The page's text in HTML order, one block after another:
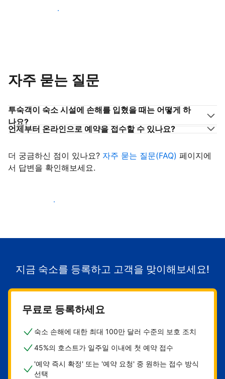
숙소 호스트로 동참하기
자주 묻는 질문
투숙객이 숙소 시설에 손해를 입혔을 때는 어떻게 하
나요?
언제부터 온라인으로 예약을 접수할 수 있나요?
더 궁금하신 점이 있나요? 자주 묻는 질문(FAQ) 페이지에
서 답변을 확인해보세요.
숙소로 고객 유치하기
지금 숙소를 등록하고 고객을 맞이해보세요!
무료로 등록하세요
숙소 손해에 대한 최대 100만 달러 수준의 보호 조치
45%의 호스트가 일주일 이내에 첫 예약 접수
'예약 즉시 확정' 또는 '예약 요청' 중 원하는 접수 방식
선택